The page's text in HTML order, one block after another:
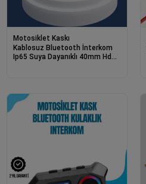
Motosiklet Kaskı
Kablosuz Bluetooth İnterkom
Ip65 Suya Dayanıklı 40mm Hd